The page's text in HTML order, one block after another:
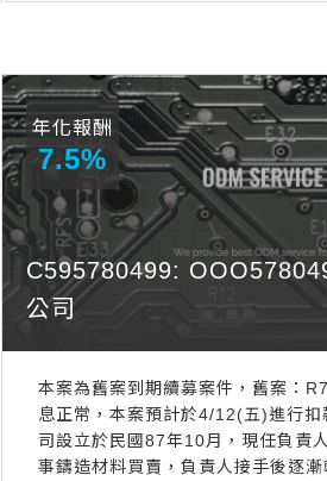
C595780499:
公司
年化報酬
7.5%
本案為舊案到期續募案件，舊案：
息正常，本案預計於4/12(五)進行
司設立於民國87年10月，現任負責
事鑄造材料買賣，負責人接手後逐